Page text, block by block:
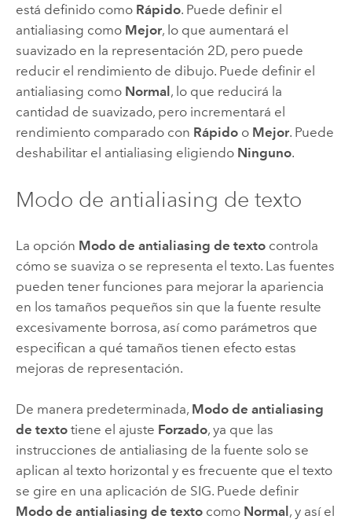
está definido como Rápido. Puede definir el
antialiasing como Mejor, lo que aumentará el
suavizado en la representación 2D, pero puede
reducir el rendimiento de dibujo. Puede definir el
antialiasing como Normal , lo que reducirá la
cantidad de suavizado, pero incrementará el
rendimiento comparado con Rápidoo Mejor. Puede
deshabilitar el antialiasing eligiendo Ninguno.
Modo de antialiasing de texto
La opción Modo de antialiasing de textocontrola
cómo se suaviza o se representa el texto. Las fuentes
pueden tener funciones para mejorar la apariencia
en los tamaños pequeños sin que la fuente resulte
excesivamente borrosa, así como parámetros que
especifican a qué tamaños tienen efecto estas
mejoras de representación.
De manera predeterminada, Modo de antialiasing
de textotiene el ajuste Forzado, ya que las
instrucciones de antialiasing de la fuente solo se
aplican al texto horizontal y es frecuente que el texto
se gire en una aplicación de SIG. Puede definir
Modo de antialiasing de textocomo Normal , y así el